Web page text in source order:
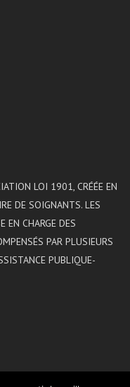
LOI 1901, CRÉÉE EN
DE SOIGNANTS. LES
EN CHARGE DES
PAR PLUSIEURS
PUBLIQUE-